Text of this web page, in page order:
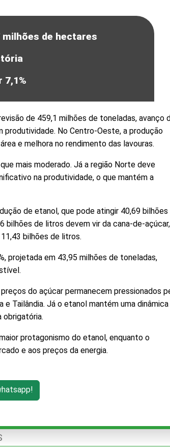
de hectares
7,1%
de 459,1 milhões de toneladas, avanço
produtividade. No Centro-Oeste, a produção
e melhora no rendimento das lavouras.
mais moderado. Já a região Norte deve
na produtividade, o que mantém a
de etanol, que pode atingir 40,69 bilhões
bilhões de litros devem vir da cana-de-açúcar,
bilhões de litros.
projetada em 43,95 milhões de toneladas,
do açúcar permanecem pressionados
Tailândia. Já o etanol mantém uma dinâmica
obrigatória.
protagonismo do etanol, enquanto o
e aos preços da energia.